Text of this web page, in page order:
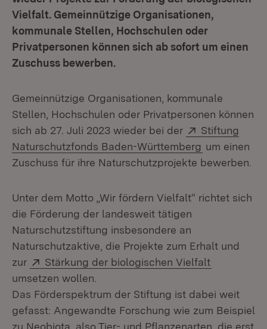
Vielfalt. Gemeinnützige Organisationen,
kommunale Stellen, Hochschulen oder
Privatpersonen können sich ab sofort um einen
Zuschuss bewerben.
Gemeinnützige Organisationen, kommunale
Stellen, Hochschulen oder Privatpersonen können
sich ab 27. Juli 2023 wieder bei der
Extern:
Stiftung
Naturschutzfonds Baden-Württemberg (Öffnet in
um einen
Zuschuss für ihre Naturschutzprojekte bewerben.
Unter dem Motto „Wir fördern Vielfalt“ richtet sich
die Förderung der landesweit tätigen
Naturschutzstiftung insbesondere an
Naturschutzaktive, die Projekte zum Erhalt und
zur
Extern:
Stärkung der biologischen Vielfalt
umsetzen wollen.
Das Förderspektrum der Stiftung ist dabei weit
gefasst: Angewandte Forschung wie zum Beispiel
zu Neobiota, also Tier- und Pflanzenarten, die erst